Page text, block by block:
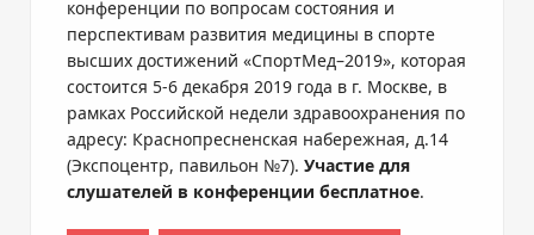
конференции по вопросам состояния и
перспективам развития медицины в спорте
высших достижений «СпортМед–2019», которая
состоится 5-6 декабря 2019 года в г. Москве, в
рамках Российской недели здравоохранения по
адресу: Краснопресненская набережная, д.14
(Экспоцентр, павильон №7). Участие для
слушателей в конференции бесплатное.